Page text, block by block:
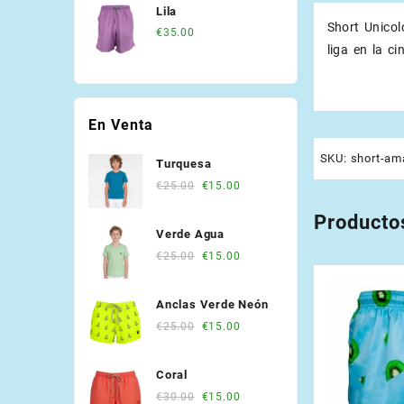
Short
liga en la
SKU: short-
Lila
€35.00
En Venta
Turquesa
€25.00 Original
€25.00.
€15.00
Verde Agua
€25.00 Original
€25.00.
€15.00
€15.00.
Anclas Verde Neón
€25.00 Original
€15.00
Coral
€30.00 Original
€15.00